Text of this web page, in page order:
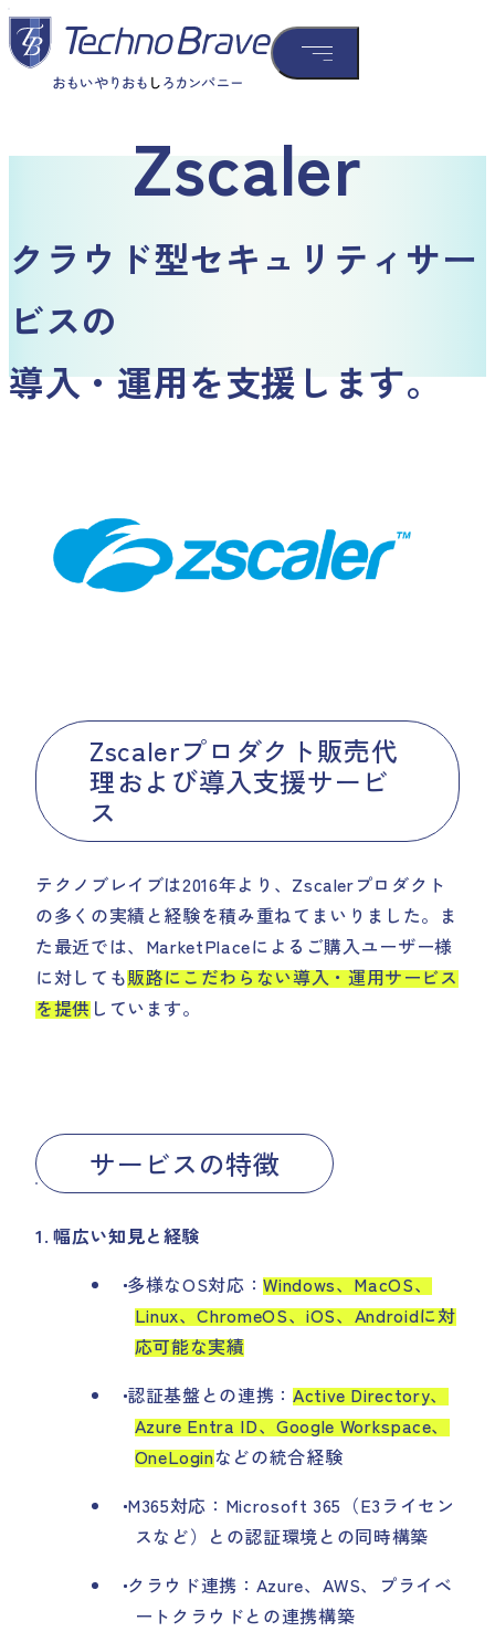
Zscaler
クラウド型セキュリティサー
ビスの
導入・運用を支援します。
Zscalerプロダクト販売代
理および導入支援サービ
ス
テクノブレイブは2016年より、Zscalerプロダクト
の多くの実績と経験を積み重ねてまいりました。ま
た最近では、MarketPlaceによるご購入ユーザー様
に対しても販路にこだわらない導入・運用サービス
を提供しています。
サービスの特徴
幅広い知見と経験
多様なOS対応：Windows、MacOS、
Linux、ChromeOS、iOS、Androidに対
応可能な実績
認証基盤との連携： Active Directory、
Azure Entra ID、Google Workspace、
OneLoginなどの統合経験
M365対応：Microsoft 365（E3ライセン
スなど）との認証環境との同時構築
クラウド連携：Azure、AWS、プライベ
ートクラウドとの連携構築